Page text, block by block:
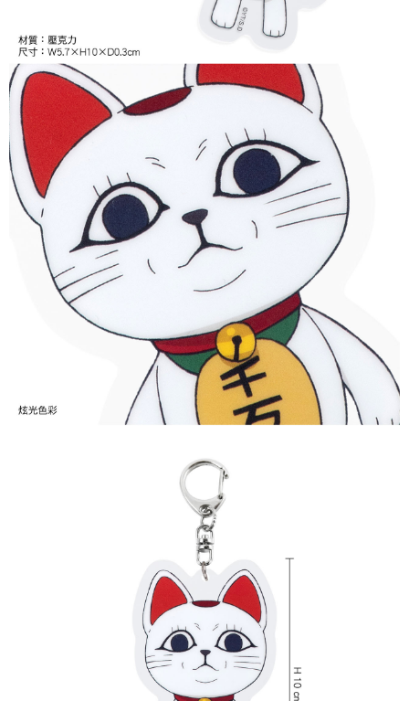
宅配-離島(澎湖/金門/馬祖)-木棉花樂園專用
每筆NT$220
黑貓宅配-貨到付款
每筆NT$150